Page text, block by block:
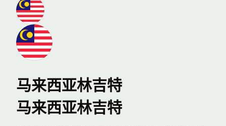
马来西亚林吉特
马来西亚林吉特